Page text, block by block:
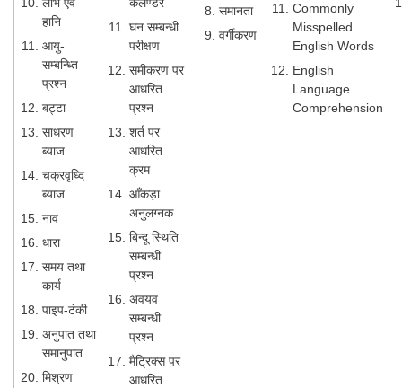
हानि
आयु-
सम्बन्ध्ति
प्रश्न
बट्टा
साधरण
ब्याज
चक्रवृध्दि
ब्याज
नाव
धारा
समय तथा
कार्य
पाइप-टंकी
अनुपात तथा
समानुपात
मिश्रण
घन सम्बन्धी
परीक्षण
समीकरण पर
आधरित
प्रश्न
शर्त पर
आधरित
क्रम
आँकड़ा
अनुलग्नक
बिन्दू स्थिति
सम्बन्धी
प्रश्न
अवयव
सम्बन्धी
प्रश्न
मैट्रिक्स पर
आधरित
समानता
वर्गीकरण
Commonly
Misspelled
English Words
English
Language
Comprehension